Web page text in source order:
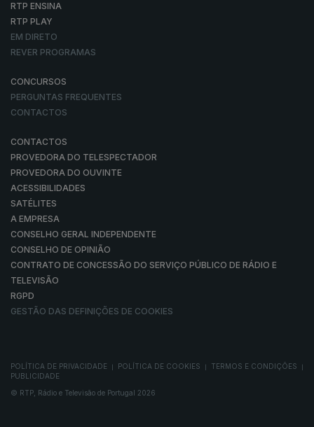
RTP ENSINA
RTP PLAY
EM DIRETO
REVER PROGRAMAS
CONCURSOS
PERGUNTAS FREQUENTES
CONTACTOS
CONTACTOS
PROVEDORA DO TELESPECTADOR
PROVEDORA DO OUVINTE
ACESSIBILIDADES
SATÉLITES
A EMPRESA
CONSELHO GERAL INDEPENDENTE
CONSELHO DE OPINIÃO
CONTRATO DE CONCESSÃO DO SERVIÇO PÚBLICO DE RÁDIO E
TELEVISÃO
RGPD
GESTÃO DAS DEFINIÇÕES DE COOKIES
POLÍTICA DE PRIVACIDADE POLÍTICA DE COOKIES TERMOS E CONDIÇÕES
PUBLICIDADE
© RTP, Rádio e Televisão de Portugal 2026